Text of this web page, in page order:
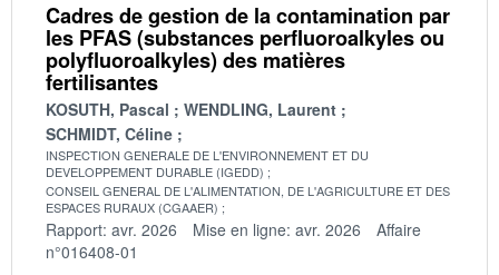
Cadres de gestion de la contamination par
les PFAS (substances perfluoroalkyles ou
polyfluoroalkyles) des matières
fertilisantes
KOSUTH, Pascal
WENDLING, Laurent
SCHMIDT, Céline
INSPECTION GENERALE DE L'ENVIRONNEMENT ET DU
DEVELOPPEMENT DURABLE (IGEDD)
CONSEIL GENERAL DE L'ALIMENTATION, DE L'AGRICULTURE ET DES
ESPACES RURAUX (CGAAER)
Rapport: avr. 2026 Mise en ligne: avr. 2026
Affaire
n°016408-01